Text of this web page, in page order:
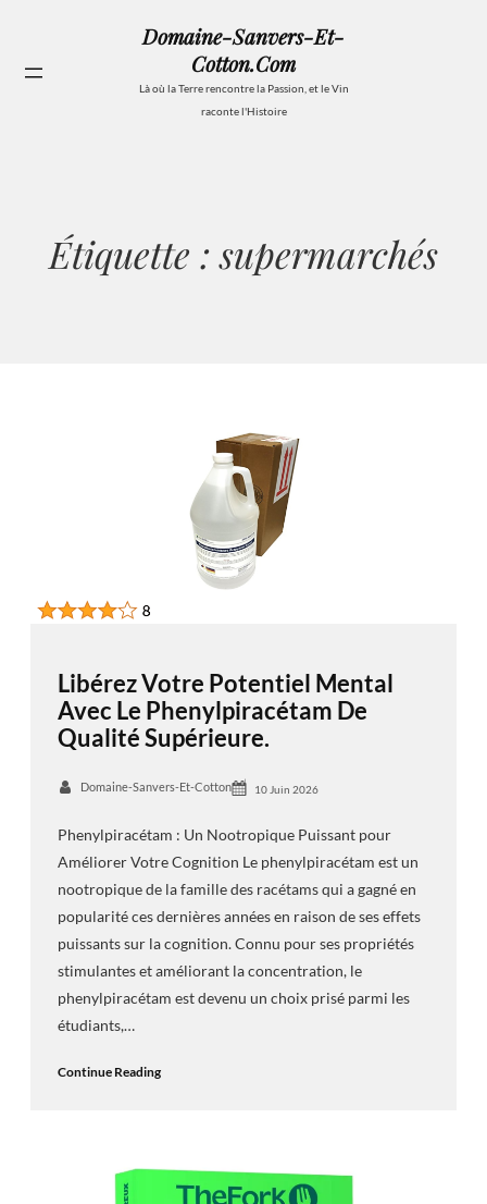
contenu
Domaine-Sanvers-Et-
Cotton.com
Là où la Terre rencontre la Passion, et le Vin
raconte l'Histoire
Étiquette :supermarchés
Libérez Votre Potentiel Mental
Avec Le Phenylpiracétam De
Qualité Supérieure.
Domaine-Sanvers-Et-Cotton 10 Juin 2026
Phenylpiracétam : Un Nootropique Puissant pour
Améliorer Votre Cognition Le phenylpiracétam est un
nootropique de la famille des racétams qui a gagné en
popularité ces dernières années en raison de ses effets
puissants sur la cognition. Connu pour ses propriétés
stimulantes et améliorant la concentration, le
phenylpiracétam est devenu un choix prisé parmi les
étudiants,…
Continue Reading